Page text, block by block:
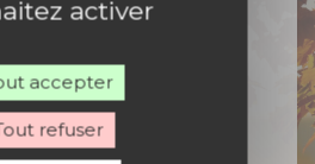
nous
activer
accepter
refuser